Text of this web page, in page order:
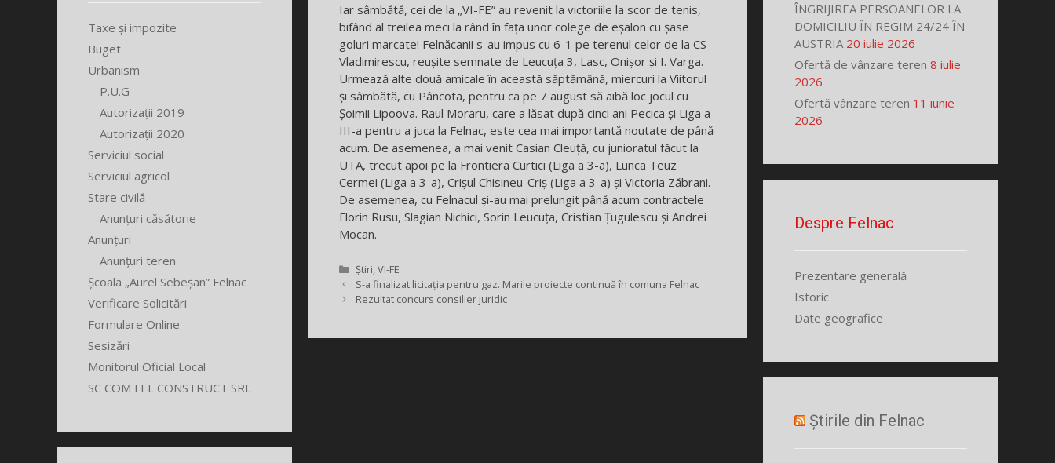
Iar sâmbătă, cei de la „VI-FE” au revenit la victoriile la scor de tenis,
bifând al treilea meci la rând în fața unor colege de eșalon cu șase
goluri marcate! Felnăcanii s-au impus cu 6-1 pe terenul celor de la CS
Vladimirescu, reușite semnate de Leucuța 3, Lasc, Onișor și I. Varga.
Urmează alte două amicale în această săptămână, miercuri la Viitorul
și sâmbătă, cu Pâncota, pentru ca pe 7 august să aibă loc jocul cu
Șoimii Lipoova. Raul Moraru, care a lăsat după cinci ani Pecica și Liga a
III-a pentru a juca la Felnac, este cea mai importantă noutate de până
acum. De asemenea, a mai venit Casian Cleuță, cu junioratul făcut la
UTA, trecut apoi pe la Frontiera Curtici (Liga a 3-a), Lunca Teuz
Cermei (Liga a 3-a), Crișul Chisineu-Criș (Liga a 3-a) și Victoria Zăbrani.
De asemenea, cu Felnacul și-au mai prelungit până acum contractele
Florin Rusu, Slagian Nichici, Sorin Leucuța, Cristian Țugulescu și Andrei
Mocan.
Categorii
Știri,VI-FE
S-a finalizat licitația pentru gaz. Marile proiecte continuă în comuna Felnac
Rezultat concurs consilier juridic
Taxe și impozite
Buget
Urbanism
P.U.G
Autorizații 2019
Autorizații 2020
Serviciul social
Serviciul agricol
Stare civilă
Anunțuri căsătorie
Anunțuri
Anunțuri teren
Școala „Aurel Sebeșan” Felnac
Verificare Solicitări
Formulare Online
Sesizări
Monitorul Oficial Local
SC COM FEL CONSTRUCT SRL
ÎNGRIJIREA PERSOANELOR LA
DOMICILIU ÎN REGIM 24/24 ÎN
AUSTRIA 20 iulie 2026
Ofertă de vânzare teren 8 iulie
2026
Ofertă vânzare teren 11 iunie
2026
Despre Felnac
Prezentare generală
Istoric
Date geografice
Știrile din Felnac